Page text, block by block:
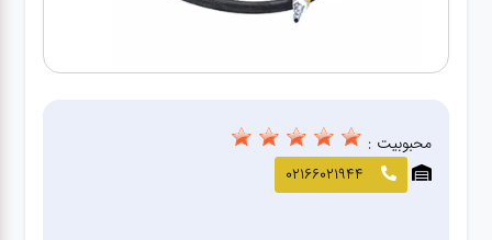
دیاگ
صافکاری
و نقاشی
محبوبیت :
02166021944